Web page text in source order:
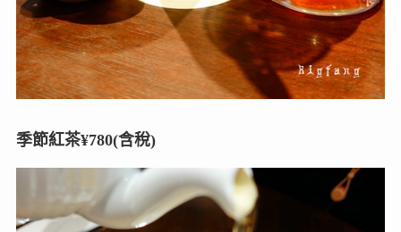
季節紅茶¥780(含稅)